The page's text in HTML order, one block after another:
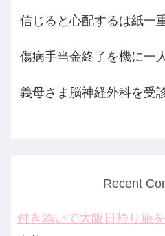
信じると心配するは紙一
傷病手当金終了を機に一
義母さま脳神経外科を受
Recent
付き添いで大阪日帰り旅